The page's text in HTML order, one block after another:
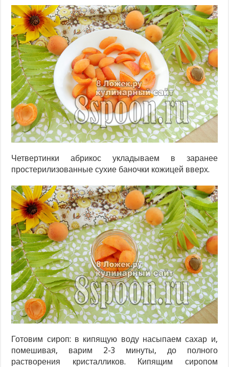
Четвертинки абрикос укладываем в заранее
простерилизованные сухие баночки кожицей вверх.
Готовим сироп: в кипящую воду насыпаем сахар и,
помешивая, варим 2-3 минуты, до полного
растворения кристалликов. Кипящим сиропом